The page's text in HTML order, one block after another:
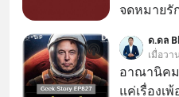
จดหมายรักถึงอาม่
ป๊าผมเห็น
เดือนก่อนและอ
อากงก็มา
ด.ดล
อาณานิค
แค่เรื่องเ